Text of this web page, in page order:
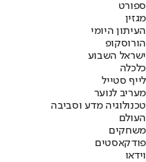
ספורט
מגזין
העיתון היומי
הורוסקופ
ישראל השבוע
כלכלה
לייף סטייל
מעריב לנוער
טכנולוגיה מדע וסביבה
העולם
משחקים
פודקאסטים
וידאו